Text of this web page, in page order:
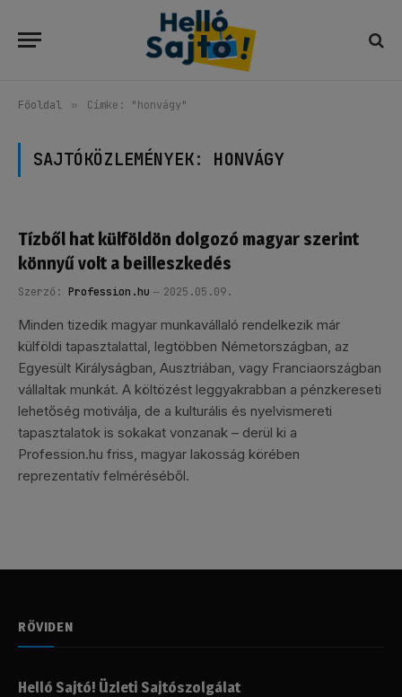
Főoldal » Címke: "honvágy"
SAJTÓKÖZLEMÉNYEK: HONVÁGY
Tízből hat külföldön dolgozó magyar szerint
könnyű volt a beilleszkedés
Szerző: Profession.hu 2025.05.09.
Minden tizedik magyar munkavállaló rendelkezik már
külföldi tapasztalattal, legtöbben Németországban, az
Egyesült Királyságban, Ausztriában, vagy Franciaországban
vállaltak munkát. A költözést leggyakrabban a pénzkereseti
lehetőség motiválja, de a kulturális és nyelvismereti
tapasztalatok is sokakat vonzanak – derül ki a
Profession.hu friss, magyar lakosság körében
reprezentatív felméréséből.
RÖVIDEN
Helló Sajtó! Üzleti Sajtószolgálat